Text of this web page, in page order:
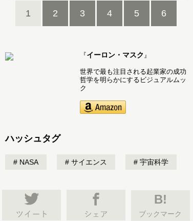
1 2 3 4 5 6
『イーロン・マスク 』
世界で最も注目される起業家の成功
哲学を明らかにするビジュアルムッ
ク
ハッシュタグ
NASA サイエンス 宇宙科学
B!
ブックマーク